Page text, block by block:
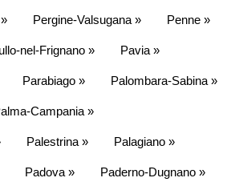
Pergine-Valsugana » Penne »
nel-Frignano » Pavia »
Parabiago » Palombara-Sabina »
Campania »
Palestrina » Palagiano »
Padova » Paderno-Dugnano »